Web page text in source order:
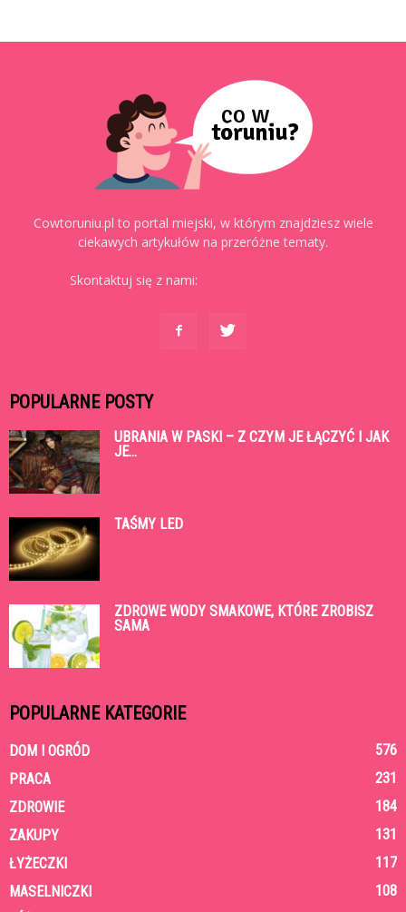
Cowtoruniu.pl to portal miejski, w którym znajdziesz wiele
ciekawych artykułów na przeróżne tematy.
Skontaktuj się z nami:
POPULARNE POSTY
UBRANIA W PASKI – Z CZYM JE ŁĄCZYĆ I JAK
JE...
TAŚMY LED
ZDROWE WODY SMAKOWE, KTÓRE ZROBISZ
SAMA
POPULARNE KATEGORIE
DOM I OGRÓD
576
PRACA
231
ZDROWIE
184
ZAKUPY
131
ŁYŻECZKI
117
MASELNICZKI
108